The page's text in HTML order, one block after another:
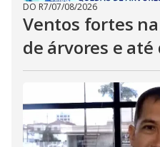
DO R7/07/08/2026
Ventos fortes
de árvores e